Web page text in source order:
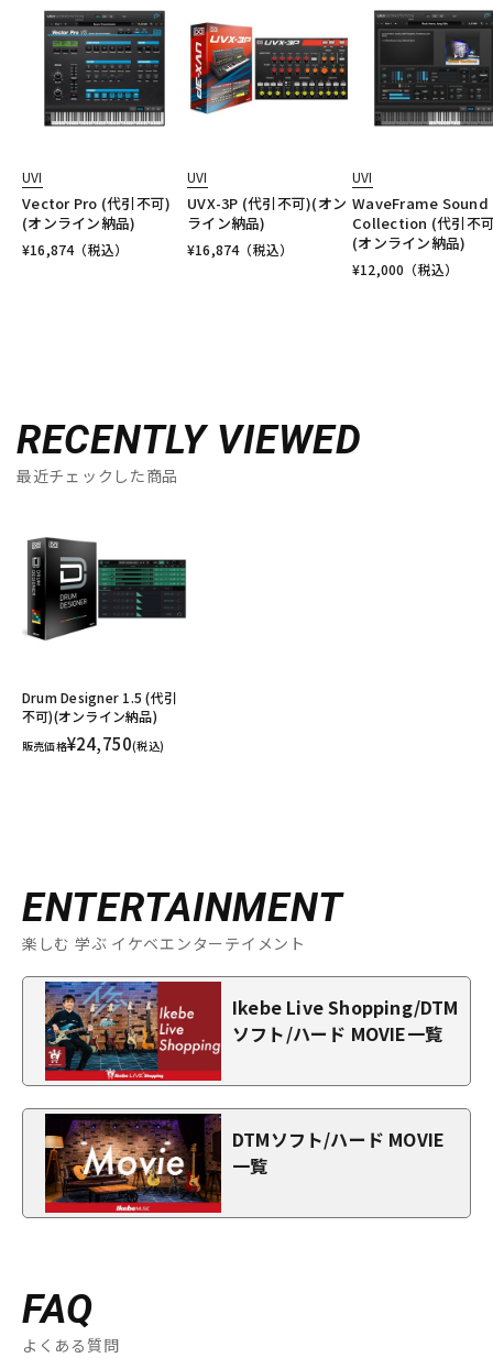
UVI
Vector Pro (代引不可)
(オンライン納品)
¥16,874（税込）
UVI
UVX-3P (代引不可)(オン
ライン納品)
¥16,874（税込）
UVI
WaveFrame Sound
Collection (代引不
(オンライン納品)
¥12,000 （税込）
RECENTLY VIEWED
最近チェックした商品
Drum Designer 1.5 (代引
不可)(オンライン納品)
販売価格¥24,750(税込)
ENTERTAINMENT
楽しむ 学ぶ イケベエンターテイメント
Ikebe Live Shopping/DTM
ソフト/ハード MOVIE一覧
DTMソフト/ハード MOVIE
一覧
FAQ
よくある質問